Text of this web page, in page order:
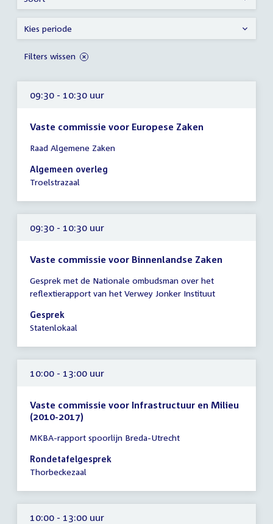
09:30 - 10:30 uur
Vaste commissie voor Europese Zaken
vergadering
09:30
-
uur
Raad Algemene Zaken
Algemeen overleg
Troelstrazaal
09:30 - 10:30 uur
Vaste commissie voor Binnenlandse Zaken
vergadering
09:30
-
10:30
Gesprek met de Nationale ombudsman over het
reflextierapport van het Verwey Jonker Instituut
Gesprek
Statenlokaal
10:00 - 13:00 uur
Vaste commissie voor Infrastructuur en Milieu
(2010-2017)
vergadering
10:00
-
uur
MKBA-rapport spoorlijn Breda-Utrecht
Rondetafelgesprek
Thorbeckezaal
10:00 - 13:00 uur
Kies periode
Filters wissen